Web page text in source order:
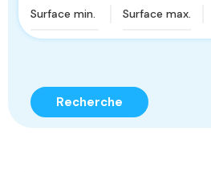
Recherche